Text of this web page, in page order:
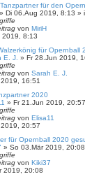
für den
» Di 06.Aug 2019, 8:13 »
von MiriH
2019, 8:13
für Opernball
E. J. » Fr 28.Jun 2019,
von Sarah E. J.
16:51
2020
» Fr 21.Jun 2019, 20:57
von Elisa11
20:57
für Opernball 2020
» So 03.Mär 2019, 20:08
von Kiki37
2019, 20:08